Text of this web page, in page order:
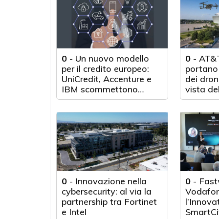
0 - Un nuovo modello
per il credito europeo:
UniCredit, Accenture e
IBM scommettono
sull'innovazione
tecnologica
0-
dei
vista
0 - Innovazione nella
cybersecurity: al via la
partnership tra Fortinet
e Intel
0-